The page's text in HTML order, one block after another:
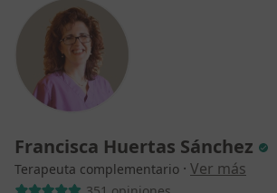
Francisca Huertas Sánchez
Terapeuta complementario · Ver más